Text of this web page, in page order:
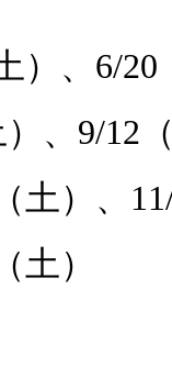
）、6/
、9/12
土）、
土）